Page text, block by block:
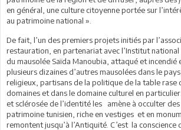
en général, une culture citoyenne portée sur
au patrimoine national ».
De fait, l’un des premiers projets initiés par
restauration, en partenariat avec l’Institut national
du mausolée Saïda Manoubia, attaqué et incendié
plusieurs dizaines d’autres mausolées dans le
religieux, partisans de la politique de la table rase
domaines et dans le domaine culturel en
et sclérosée de l’identité les amène à occulter
patrimoine tunisien, riche en vestiges et en
remontent jusqu’à l’Antiquité. C’est la conscience